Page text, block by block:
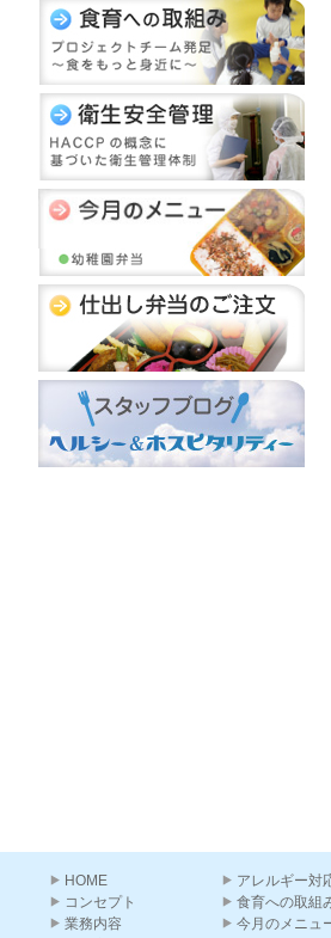
HOME
コンセプト
業務内容
アレルギー対
食育への取組
今月のメニュ